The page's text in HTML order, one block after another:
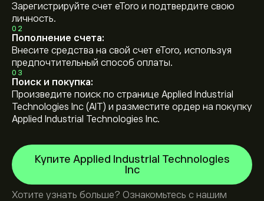
Зарегистрируйте счет eToro и подтвердите свою
личность.
02
Пополнение счета:
Внесите средства на свой счет eToro, используя
предпочтительный способ оплаты.
03
Поиск и покупка:
Произведите поиск по странице Applied Industrial
Technologies Inc (AIT) и разместите ордер на покупку
Applied Industrial Technologies Inc.
Купите Applied Industrial Technologies
Inc
Хотите узнать больше? Ознакомьтесь с нашим